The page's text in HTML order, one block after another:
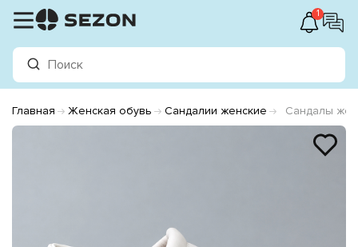
1
Главная Женская обувь Сандалии женские Сандалы